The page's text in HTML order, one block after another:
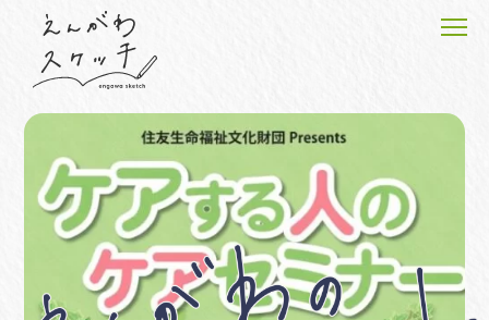
ホーム
えんがわピープルの物語